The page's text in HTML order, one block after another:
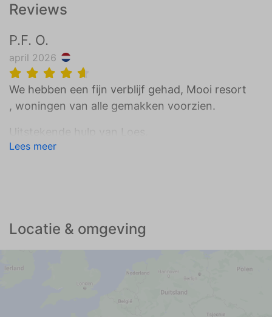
Reviews
P.F. O.
april 2026
We hebben een fijn verblijf gehad, Mooi resort
, woningen van alle gemakken voorzien.
Uitstekende hulp van Loes.
Lees meer
Locatie & omgeving